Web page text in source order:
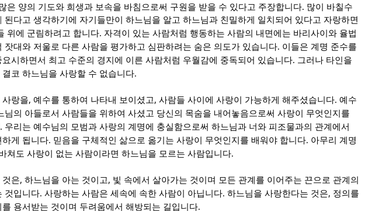
은 양의 기도와 희생과 보속을 바침으로써 구원을 받을 수 있다고 주장합니다. 많이 바칠수
된다고 생각하기에 자기들만이 하느님을 알고 하느님과 친밀하게 일치되어 있다고 자랑하면
위에 군림하려고 합니다. 자격이 있는 사람처럼 행동하는 사람의 내면에는 바리사이와 율법
잣대와 저울로 다른 사람을 평가하고 심판하려는 숨은 의도가 있습니다. 이들은 계명 준수를
시하면서 최고 수준의 경지에 이른 사람처럼 우월감에 중독되어 있습니다. 그러나 타인을
코 하느님을 사랑할 수 없습니다.
사랑을, 예수를 통하여 나타내 보이셨고, 사람들 사이에 사랑이 가능하게 해주셨습니다. 예수
님의 아들로서 사람들을 위하여 사셨고 당신의 목숨을 내어놓음으로써 사랑이 무엇인지를
. 우리는 예수님의 모범과 사랑의 계명에 충실함으로써 하느님과 너와 피조물과의 관계에서
게 됩니다. 믿음을 구체적인 삶으로 옮기는 사랑이 무엇인지를 배워야 합니다. 아무리 계명
쳐도 사랑이 없는 사람이라면 하느님을 모르는 사람입니다.
것은, 하느님을 아는 것이고, 빛 속에서 살아가는 것이며 모든 관계를 이어주는 끈으로 관계의
것입니다. 사랑하는 사람은 세속에 속한 사람이 아닙니다. 하느님을 사랑한다는 것은, 정의를
용서받는 것이며 두려움에서 해방되는 길입니다.